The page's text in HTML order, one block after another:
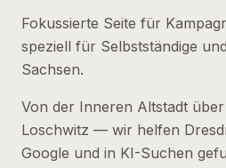
Fokussierte Seite für
speziell für Selbstständige
Sachsen.
Von der Inneren Altstadt
Loschwitz — wir helfen
Google und in KI-Suchen